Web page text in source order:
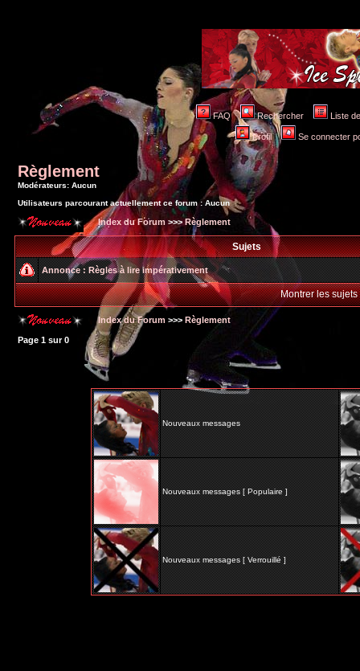
FAQ Rechercher Liste
Profil Se connecter
Règlement
Modérateurs: Aucun
Utilisateurs parcourant actuellement ce forum : Aucun
Index du Forum >>>Règlement
Sujets
Annonce : Règles à lire impérativement
Montrer les
Index du Forum >>> Règlement
Page 1 sur0
Nouveaux messages
Nouveaux messages [ Populaire ]
Nouveaux messages [ Verrouillé ]